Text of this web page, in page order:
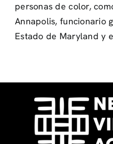
personas de color,
Annapolis, funcionario
Estado de Maryland y